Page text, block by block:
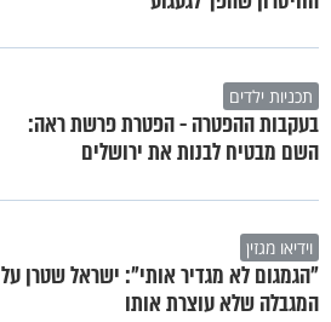
תכניות ילדים
בעקבות ההפטרה - הפטרת פרשת ראה:
השם מבטיח לבנות את ירושלים
וידיאו מגזין
"הגמגום לא מגדיר אותי": ישראל שטרן על
המגבלה שלא עוצרת אותו